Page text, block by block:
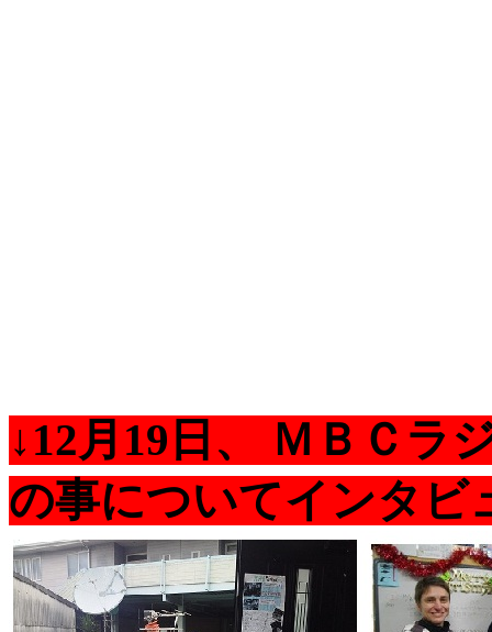
↓12月19日、 ＭＢＣラ
の事についてインタビ